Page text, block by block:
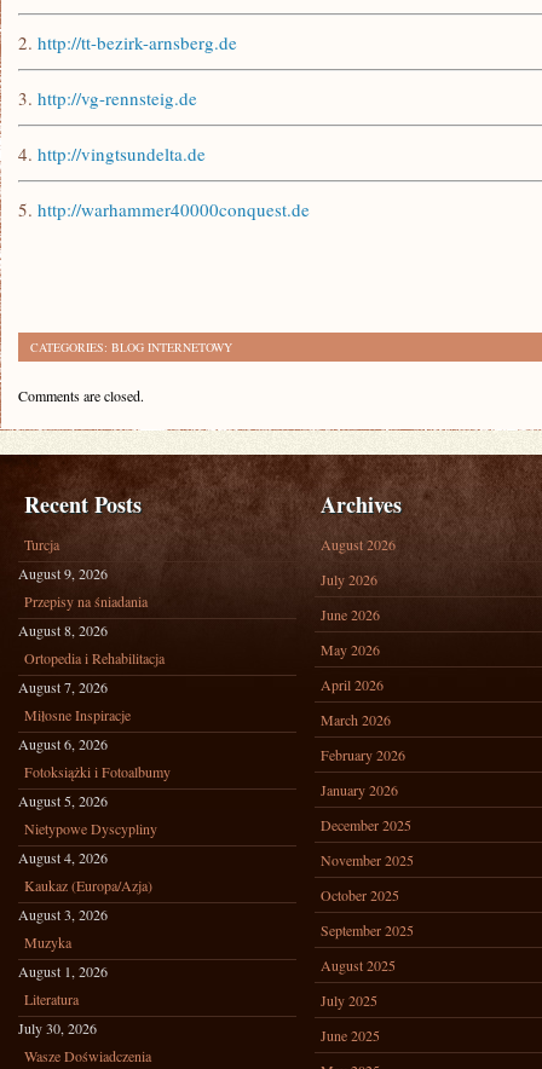
2. http://tt-bezirk-arnsberg.de
3. http://vg-rennsteig.de
4. http://vingtsundelta.de
5. http://warhammer40000conquest.de
CATEGORIES: BLOG INTERNETOWY
Comments are closed.
Recent Posts
Turcja
August 9, 2026
Przepisy na śniadania
August 8, 2026
Ortopedia i Rehabilitacja
August 7, 2026
Miłosne Inspiracje
August 6, 2026
Fotoksiążki i Fotoalbumy
August 5, 2026
Nietypowe Dyscypliny
August 4, 2026
Kaukaz (Europa/Azja)
August 3, 2026
Muzyka
August 1, 2026
Literatura
July 30, 2026
Wasze Doświadczenia
Archives
August 2026
July 2026
June 2026
May 2026
April 2026
March 2026
February 2026
January 2026
December 2025
November 2025
October 2025
September 2025
August 2025
July 2025
June 2025